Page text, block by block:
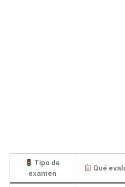
Tipo de
examen
Qué